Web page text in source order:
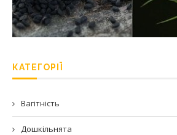
КАТЕГОРІЇ
Вагітність
Дошкільнята